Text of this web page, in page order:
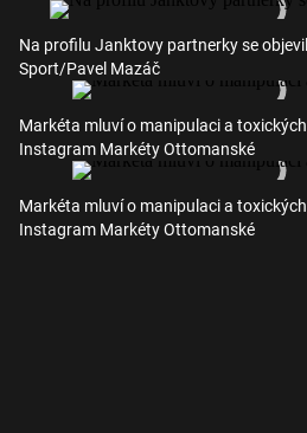
Na profilu Janktovy partnerky se
Sport/Pavel Mazáč
Markéta mluví o manipulaci a
Instagram Markéty Ottomanské
Markéta mluví o manipulaci a
Instagram Markéty Ottomanské